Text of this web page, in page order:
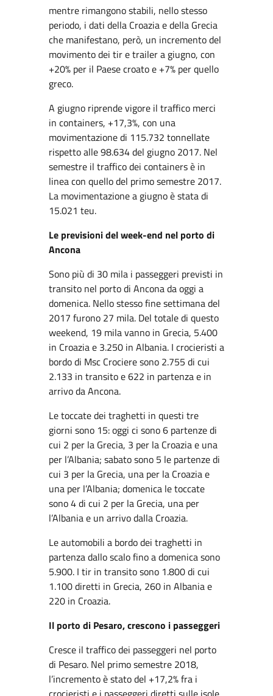
mentre rimangono stabili, nello stesso
periodo, i dati della Croazia e della Grecia
che manifestano, però, un incremento del
movimento dei tir e trailer a giugno, con
+20% per il Paese croato e +7% per quello
greco.
A giugno riprende vigore il traffico merci
in containers, +17,3%, con una
movimentazione di 115.732 tonnellate
rispetto alle 98.634 del giugno 2017. Nel
semestre il traffico dei containers è in
linea con quello del primo semestre 2017.
La movimentazione a giugno è stata di
15.021 teu.
Le previsioni del week-end nel porto di
Ancona
Sono più di 30 mila i passeggeri previsti in
transito nel porto di Ancona da oggi a
domenica. Nello stesso fine settimana del
2017 furono 27 mila. Del totale di questo
weekend, 19 mila vanno in Grecia, 5.400
in Croazia e 3.250 in Albania. I crocieristi a
bordo di Msc Crociere sono 2.755 di cui
2.133 in transito e 622 in partenza e in
arrivo da Ancona.
Le toccate dei traghetti in questi tre
giorni sono 15: oggi ci sono 6 partenze di
cui 2 per la Grecia, 3 per la Croazia e una
per l’Albania; sabato sono 5 le partenze di
cui 3 per la Grecia, una per la Croazia e
una per l’Albania; domenica le toccate
sono 4 di cui 2 per la Grecia, una per
l’Albania e un arrivo dalla Croazia.
Le automobili a bordo dei traghetti in
partenza dallo scalo fino a domenica sono
5.900. I tir in transito sono 1.800 di cui
1.100 diretti in Grecia, 260 in Albania e
220 in Croazia.
Il porto di Pesaro, crescono i passeggeri
Cresce il traffico dei passeggeri nel porto
di Pesaro. Nel primo semestre 2018,
l’incremento è stato del +17,2% fra i